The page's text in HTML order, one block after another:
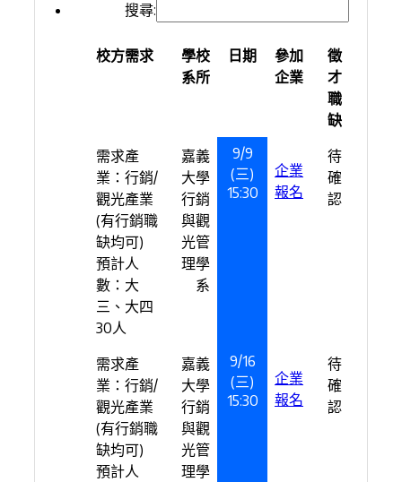
搜尋:
校方需求
學校
系所
日期
參加
企業
徵
才
職
缺
需求產
業：行銷/
觀光產業
(有行銷職
缺均可)
預計人
數：大
三、大四
30人
嘉義
大學
行銷
與觀
光管
理學
系
9/9
(三)
15:30
企業
報名
待
確
認
需求產
業：行銷/
觀光產業
(有行銷職
缺均可)
預計人
嘉義
大學
行銷
與觀
光管
理學
9/16
(三)
15:30
企業
報名
待
確
認